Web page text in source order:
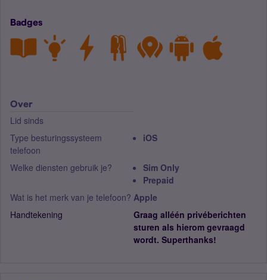
Badges
Over
Lid sinds
Type besturingssysteem
telefoon
iOS
Welke diensten gebruik je?
Sim Only
Prepaid
Wat is het merk van je telefoon? Apple
Handtekening
Graag alléén privéberichten
sturen als hierom gevraagd
wordt. Superthanks!